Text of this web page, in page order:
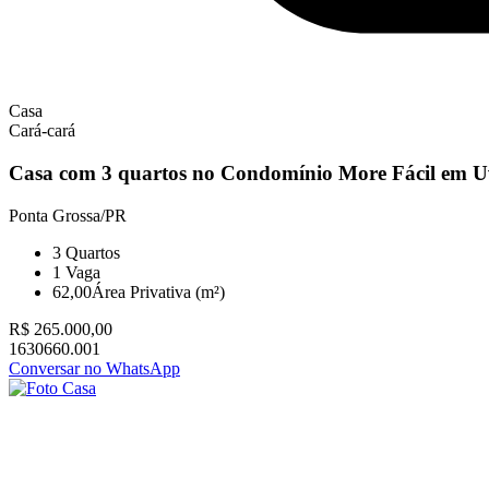
Casa
Cará-cará
Casa com 3 quartos no Condomínio More Fácil em
Ponta Grossa/PR
3 Quartos
1 Vaga
62,00Área Privativa (m²)
R$ 265.000,00
1630660.001
Conversar no WhatsApp